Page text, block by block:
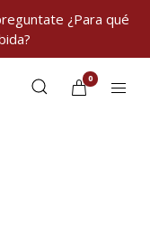
¿Para qué
0